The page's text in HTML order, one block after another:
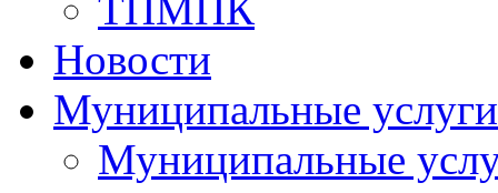
ТПМПК
Новости
Муниципальные услуги
Муниципальные